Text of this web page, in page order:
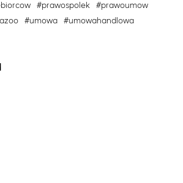
#prawospolek
#prawoumow
#umowa #umowahandlowa